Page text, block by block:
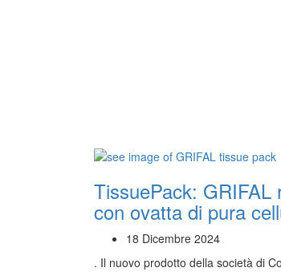
TissuePack: GRIFAL
con ovatta di pura
18 Dicembre 2024
. Il nuovo prodotto della società di